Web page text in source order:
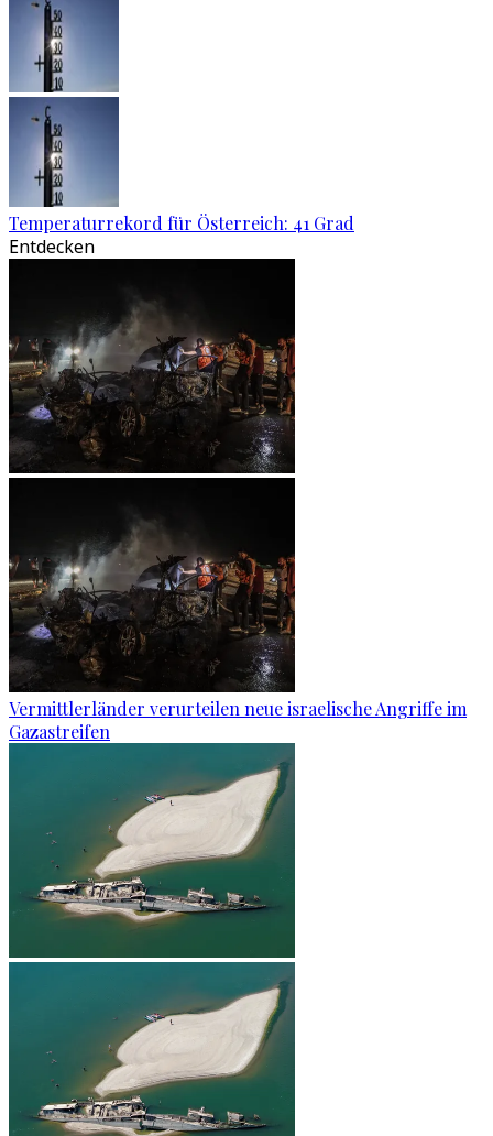
Temperaturrekord für Österreich: 41 Grad
Entdecken
Vermittlerländer verurteilen neue israelische Angriffe im
Gazastreifen